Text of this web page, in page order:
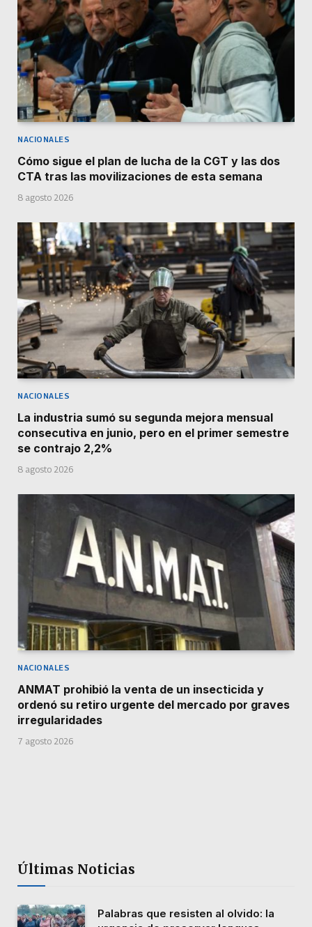
NACIONALES
Cómo sigue el plan de lucha de la CGT y las dos
CTA tras las movilizaciones de esta semana
8 agosto 2026
NACIONALES
La industria sumó su segunda mejora mensual
consecutiva en junio, pero en el primer semestre
se contrajo 2,2%
8 agosto 2026
NACIONALES
ANMAT prohibió la venta de un insecticida y
ordenó su retiro urgente del mercado por graves
irregularidades
7 agosto 2026
Últimas Noticias
Palabras que resisten al olvido: la